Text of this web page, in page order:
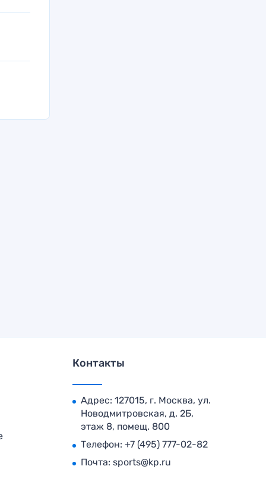
Контакты
Адрес: 127015, г. Москва, ул.
Новодмитровская, д. 2Б,
этаж 8, помещ. 800
Телефон: +7 (495) 777-02-82
Почта: sports@kp.ru